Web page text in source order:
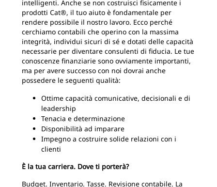
intelligenti. Anche se non costruisci fisicamente i
prodotti Cat®, il tuo aiuto è fondamentale per
rendere possibile il nostro lavoro. Ecco perché
cerchiamo contabili che operino con la massima
integrità, individui sicuri di sé e dotati delle capacità
necessarie per diventare consulenti di fiducia. Le tue
conoscenze finanziarie sono ovviamente importanti,
ma per avere successo con noi dovrai anche
possedere le seguenti qualità:
Ottime capacità comunicative, decisionali e di
leadership
Tenacia e determinazione
Disponibilità ad imparare
Impegno a costruire solide relazioni con i
clienti
È la tua carriera. Dove ti porterà?
Budget. Inventario. Tasse. Revisione contabile. La